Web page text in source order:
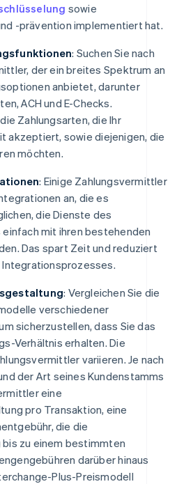
sowie
-prävention implementiert hat.
: Suchen Sie nach
der ein breites Spektrum an
anbietet, darunter
ACH und E-Checks.
Zahlungsarten, die Ihr
akzeptiert, sowie diejenigen, die
möchten.
: Einige Zahlungsvermittler
an, die es
die Dienste des
mit ihren bestehenden
Das spart Zeit und reduziert
: Vergleichen Sie die
verschiedener
sicherzustellen, dass Sie das
Verhältnis erhalten. Die
variieren. Je nach
der Art seines Kundenstamms
eine
pro Transaktion, eine
die die
bis zu einem bestimmten
darüber hinaus
Plus-Preismodell